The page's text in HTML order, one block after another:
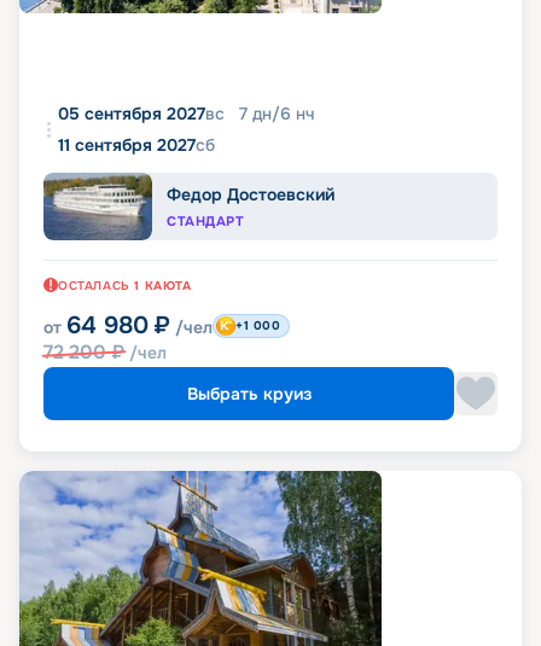
05 сентября 2027вс 7 дн/6 нч
11 сентября 2027сб
Федор Достоевский
СТАНДАРТ
ОСТАЛАСЬ 1 КАЮТА
от 64 980 ₽ /чел
72 200₽ /чел
+1 000
Выбрать круиз